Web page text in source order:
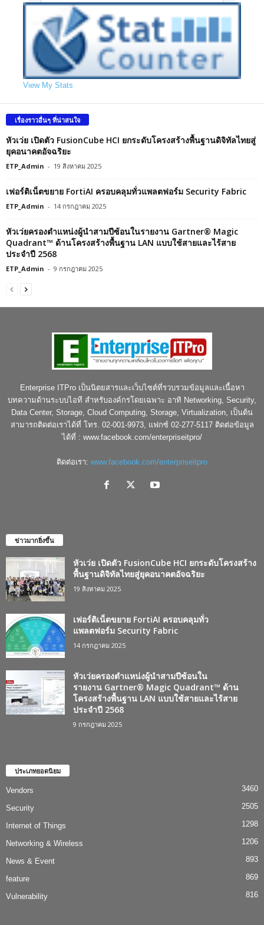
View My Stats
เรื่องราวอื่นๆ ที่น่าสนใจ
หัวเว่ย เปิดตัว FusionCube HCI ยกระดับโครงสร้างพื้นฐานดิจิทัลไทยสู่
ยุคอนาคตอัจฉริยะ
ETP_Admin - 19 สิงหาคม 2025
เฟอร์ติเน็ตขยาย FortiAI ครอบคลุมทั่วแพลตฟอร์ม Security Fabric
ETP_Admin - 14 กรกฎาคม 2025
หัวเว่ยครองตำแหน่งผู้นำสามปีซ้อนในรายงาน Gartner® Magic
Quadrant™ ด้านโครงสร้างพื้นฐาน LAN แบบใช้สายและไร้สาย
ประจำปี 2568
ETP_Admin - 9 กรกฎาคม 2025
Enterprise ITPro เป็นนิตยสารและเว็บไซต์ที่รวบรวมข้อมูลและเนื้อหา
บทความด้านระบบไอที สำหรับองค์กรโดยเฉพาะ อาทิ Networking, Security,
Data Center, Storage, Cloud Computing, Storage, Virtualization, เป็นต้น
สามารถติดต่อเราได้ที่ โทร. 02-001-9973, แฟกซ์ 02-277-5117 ติดต่อข้อมูล
ได้ที่ : www.facebook.com/enterpriseitpro/
ติดต่อเรา: www.facebook.com/enterpriseitpro
ข่าวมากยิ่งขึ้น
หัวเว่ย เปิดตัว FusionCube HCI ยกระดับโครงสร้าง
พื้นฐานดิจิทัลไทยสู่ยุคอนาคตอัจฉริยะ
19 สิงหาคม 2025
เฟอร์ติเน็ตขยาย FortiAI ครอบคลุมทั่ว
แพลตฟอร์ม Security Fabric
14 กรกฎาคม 2025
หัวเว่ยครองตำแหน่งผู้นำสามปีซ้อนใน
รายงาน Gartner® Magic Quadrant™ ด้าน
โครงสร้างพื้นฐาน LAN แบบใช้สายและไร้สาย
ประจำปี 2568
9 กรกฎาคม 2025
ประเภทยอดนิยม
Vendors 3460
Security 2505
Internet of Things 1298
Networking & Wireless 1206
News & Event 893
feature 869
Vulnerability 816